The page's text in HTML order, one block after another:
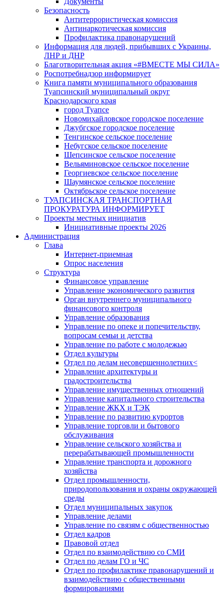
Безопасность
Антитеррористическая комиссия
Антинаркотическая комиссия
Профилактика правонарушений
Информация для людей, прибывших с Украины,
ЛНР и ДНР
Благотворительная акция «#ВМЕСТЕ МЫ СИЛА»
Роспотребнадзор информирует
Книга памяти муниципального образования
Туапсинский муниципальный округ
Краснодарского края
город Туапсе
Новомихайловское городское поселение
Джубгское городское поселение
Тенгинское сельское поселение
Небугское сельское поселение
Шепсинское сельское поселение
Вельяминовское сельское поселение
Георгиевское сельское поселение
Шаумянское сельское поселение
Октябрьское сельское поселение
ТУАПСИНСКАЯ ТРАНСПОРТНАЯ
ПРОКУРАТУРА ИНФОРМИРУЕТ
Проекты местных инициатив
Инициативные проекты 2026
Администрация
Глава
Интернет-приемная
Опрос населения
Структура
Финансовое управление
Управление экономического развития
Орган внутреннего муниципального
финансового контроля
Управление образования
Управление по опеке и попечительству,
вопросам семьи и детства
Управление по работе с молодежью
Отдел культуры
Отдел по делам несовершеннолетних<
Управление архитектуры и
градостроительства
Управление имущественных отношений
Управление капитального строительства
Управление ЖКХ и ТЭК
Управление по развитию курортов
Управление торговли и бытового
обслуживания
Управление сельского хозяйства и
перерабатывающей промышленности
Управление транспорта и дорожного
хозяйства
Отдел промышленности,
природопользования и охраны окружающей
среды
Отдел муниципальных закупок
Управление делами
Управление по связям с общественностью
Отдел кадров
Правовой отдел
Отдел по взаимодействию со СМИ
Отдел по делам ГО и ЧС
Отдел по профилактике правонарушений и
взаимодействию с общественными
формированиями